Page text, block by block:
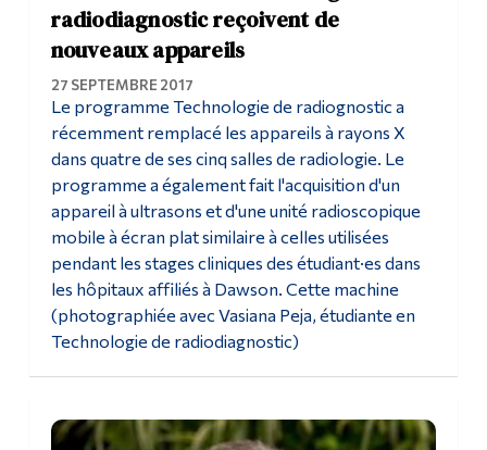
radiodiagnostic reçoivent de
nouveaux appareils
27 SEPTEMBRE 2017
Le programme Technologie de radiognostic a
récemment remplacé les appareils à rayons X
dans quatre de ses cinq salles de radiologie. Le
programme a également fait l'acquisition d'un
appareil à ultrasons et d'une unité radioscopique
mobile à écran plat similaire à celles utilisées
pendant les stages cliniques des étudiant·es dans
les hôpitaux affiliés à Dawson. Cette machine
(photographiée avec Vasiana Peja, étudiante en
Technologie de radiodiagnostic)